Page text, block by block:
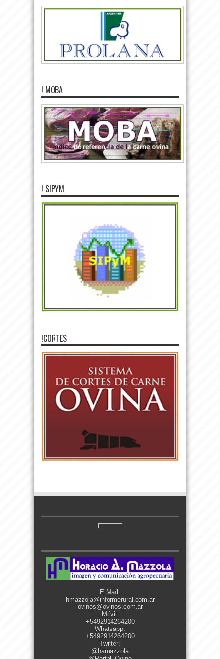
! MOBA
! SIPYM
!CORTES
E Maíl:
hmazzola@informerural.com.ar
ovinos@ovinos.com.ar
Móvil:
+5492914264200
Whatsapp:
+5492914264200
Twitter:
@hamazzola